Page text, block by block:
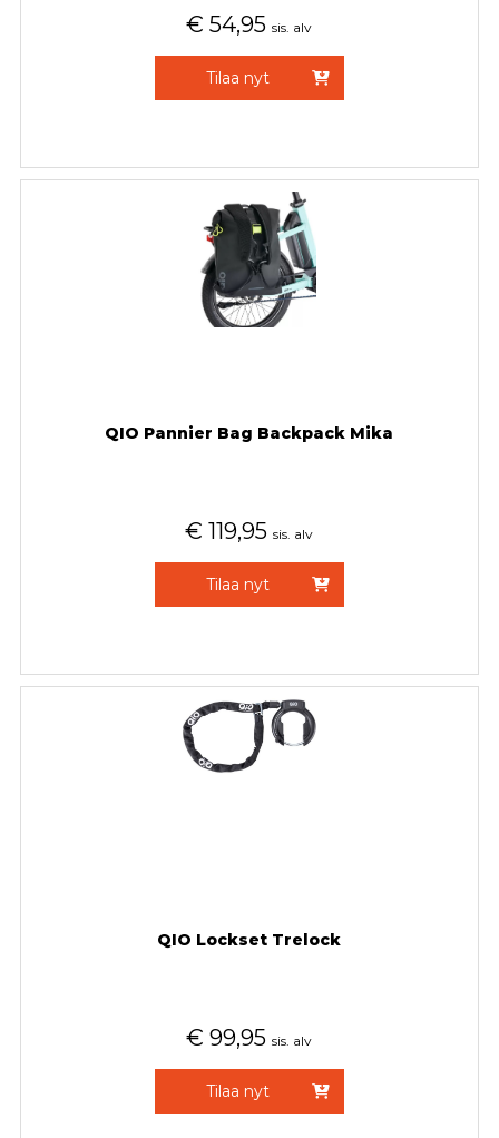
€ 54,95 sis. alv
Tilaa nyt
QIO Pannier Bag Backpack Mika
€ 119,95 sis. alv
Tilaa nyt
QIO Lockset Trelock
€ 99,95 sis. alv
Tilaa nyt